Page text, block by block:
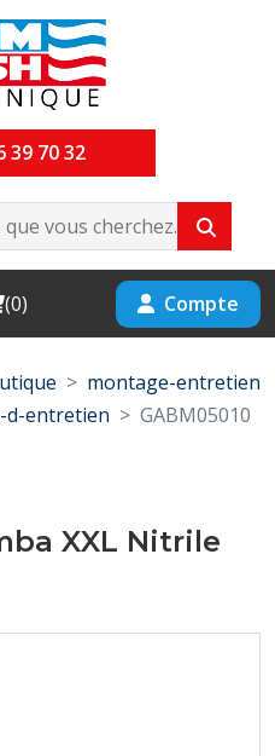
39 70 32
(0) Compte
montage-entretien
d-entretien
GABM05010
XXL Nitrile